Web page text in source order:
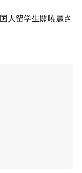
人留学生關暁麗さ